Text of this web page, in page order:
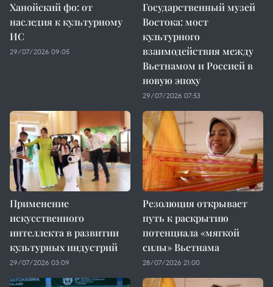
Ханойский фо: от
наследия к культурному
ИС
29/07/2026 09:05
Государственный музей
Востока: мост
культурного
взаимодействия между
Вьетнамом и Россией в
новую эпоху
29/07/2026 07:53
Применение
искусственного
интеллекта в развитии
культурных индустрий
29/07/2026 03:09
Резолюция открывает
путь к раскрытию
потенциала «мягкой
силы» Вьетнама
28/07/2026 21:00